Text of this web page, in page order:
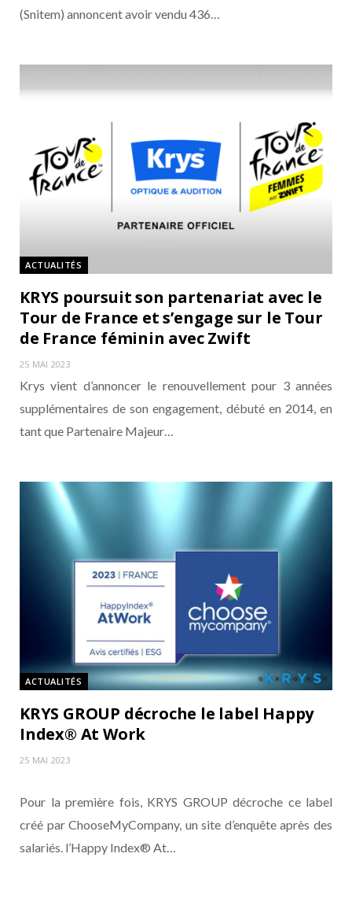
(Snitem) annoncent avoir vendu 436…
ACTUALITÉS
KRYS poursuit son partenariat avec le
Tour de France et s’engage sur le Tour
de France féminin avec Zwift
25 MAI 2023
Krys vient d’annoncer le renouvellement pour 3 années
supplémentaires de son engagement, débuté en 2014, en
tant que Partenaire Majeur…
ACTUALITÉS
KRYS GROUP décroche le label Happy
Index® At Work
25 MAI 2023
Pour la première fois, KRYS GROUP décroche ce label
créé par ChooseMyCompany, un site d’enquête après des
salariés. l’Happy Index® At…